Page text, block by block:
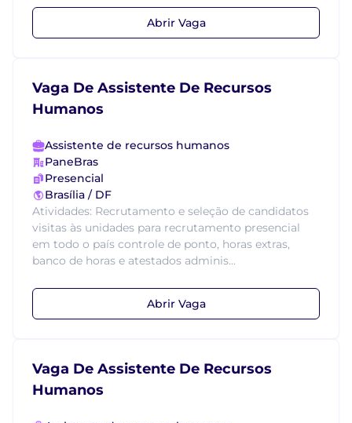
Abrir Vaga
Vaga De Assistente De Recursos
Humanos
Assistente de recursos humanos
PaneBras
Presencial
Brasília / DF
Atividades: Recrutamento e seleção de candidatos
visitas às unidades para recrutamento presencial
em todo o país controle de ponto, horas extras,
banco de horas e atestados adminis...
Abrir Vaga
Vaga De Assistente De Recursos
Humanos